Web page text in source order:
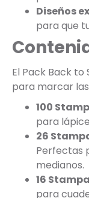
Diseños
para que
El Pack Back
para marcar
100
para
26
Perfectas
medianos.
16
para